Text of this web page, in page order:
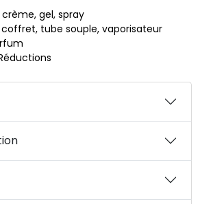
crème, gel, spray
coffret, tube souple, vaporisateur